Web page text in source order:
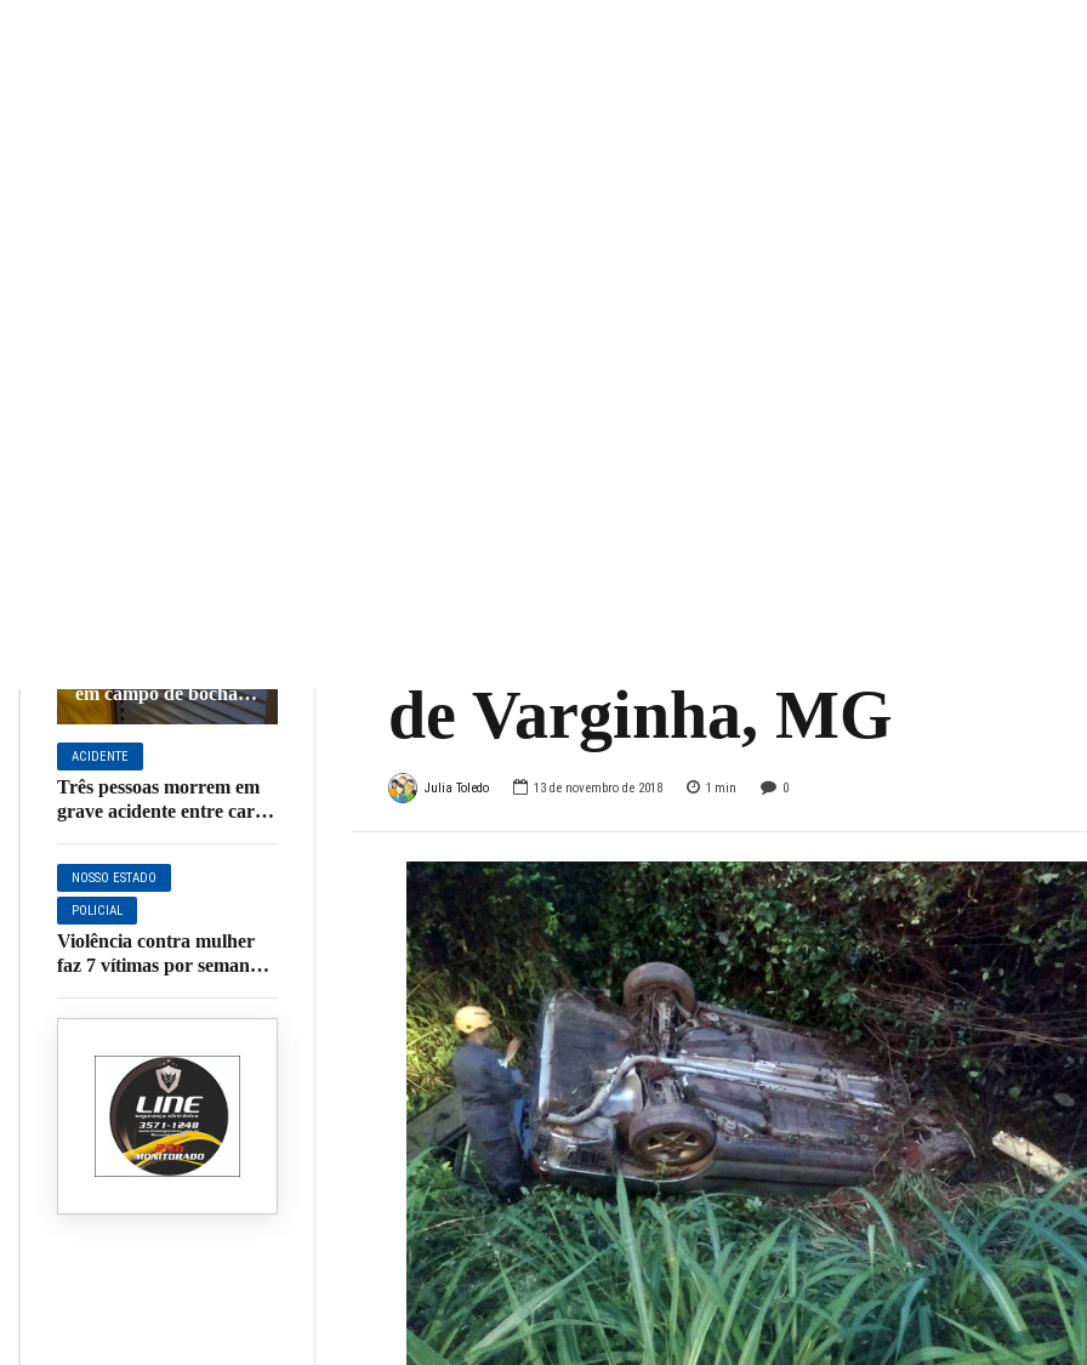
em campo de bocha
no Jardim Paraíso,
em Muzambinho
ACIDENTE
Três pessoas morrem em
grave acidente entre carro
NOSSO ESTADO
POLICIAL
Violência contra mulher
faz 7 vítimas por semana
feminicídios assusta
de Varginha, MG
Julia Toledo 13 de novembro de 2018 1 min 0